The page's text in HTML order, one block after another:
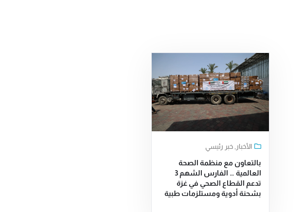
الأخبار خبر رئيسي
بالتعاون مع منظمة الصحة
العالمية … الفارس الشهم 3
تدعم القطاع الصحي في غزة
بشحنة أدوية ومستلزمات طبية